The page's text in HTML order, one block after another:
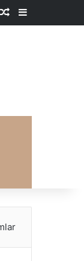
Ol
Rastgele Makale
Kenar